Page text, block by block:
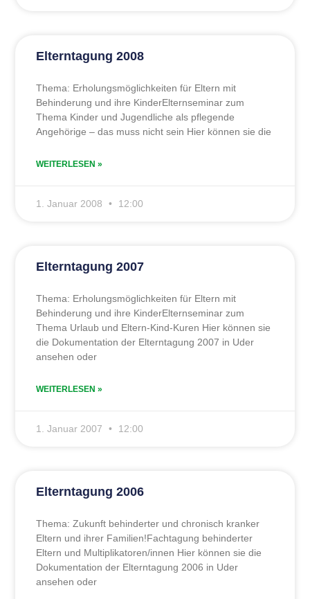
Elterntagung 2008
Thema: Erholungsmöglichkeiten für Eltern mit
Behinderung und ihre KinderElternseminar zum
Thema Kinder und Jugendliche als pflegende
Angehörige – das muss nicht sein Hier können sie die
WEITERLESEN »
1. Januar 2008 12:00
Elterntagung 2007
Thema: Erholungsmöglichkeiten für Eltern mit
Behinderung und ihre KinderElternseminar zum
Thema Urlaub und Eltern-Kind-Kuren Hier können sie
die Dokumentation der Elterntagung 2007 in Uder
ansehen oder
WEITERLESEN »
1. Januar 2007 12:00
Elterntagung 2006
Thema: Zukunft behinderter und chronisch kranker
Eltern und ihrer Familien!Fachtagung behinderter
Eltern und Multiplikatoren/innen Hier können sie die
Dokumentation der Elterntagung 2006 in Uder
ansehen oder